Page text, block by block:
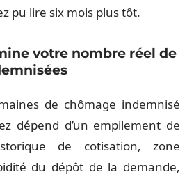
pu lire six mois plus tôt.
votre nombre réel de
de chômage indemnisé
dépend d’un empilement de
de cotisation, zone
du dépôt de la demande,